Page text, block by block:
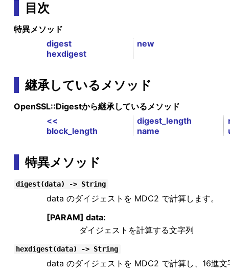
目次
特異メソッド
digest
hexdigest
new
継承しているメソッド
OpenSSL::Digestから継承しているメソッド
<<
block_length
digest_length
name
特異メソッド
digest(data) -> String
data のダイジェストを MDC2 で計算します。
[PARAM] data:
ダイジェストを計算する文字列
hexdigest(data) -> String
data のダイジェストを MDC2 で計算し、16進文